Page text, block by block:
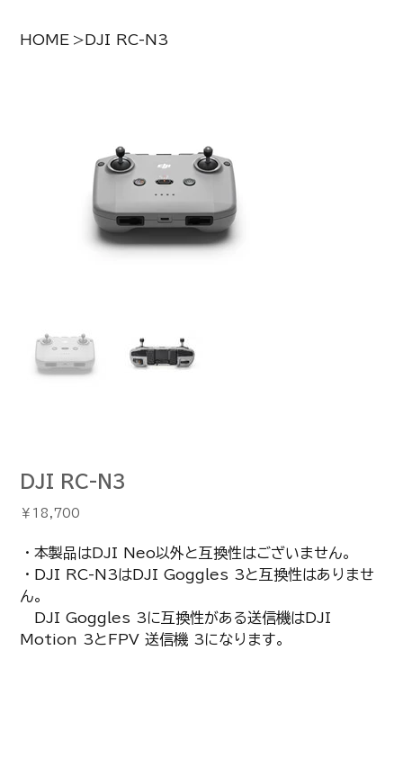
HOME > DJI RC-N3
DJI RC-N3
価
格
￥18,700
・本製品はDJI Neo以外と互換性はございません。
・DJI RC-N3はDJI Goggles 3と互換性はありませ
ん。
DJI Goggles 3に互換性がある送信機はDJI
Motion 3とFPV 送信機 3になります。